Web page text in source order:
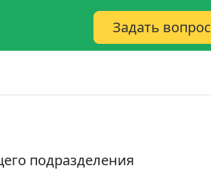
Задать вопрос
подразделения